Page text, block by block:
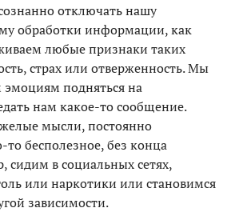
отключать нашу
обработки информации, как
любые признаки таких
страх или отверженность. Мы
подняться на
нам какое-то сообщение.
мысли, постоянно
то бесполезное, без конца
сидим в социальных сетях,
или наркотики или становимся
зависимости.